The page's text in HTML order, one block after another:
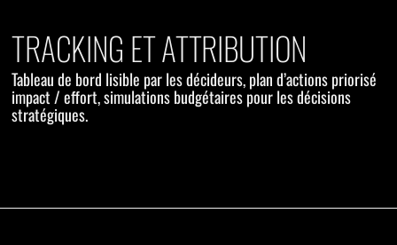
TRACKING ET ATTRIBUTION
Tableau de bord lisible par les décideurs, plan d’actions priorisé
impact / effort, simulations budgétaires pour les décisions
stratégiques.